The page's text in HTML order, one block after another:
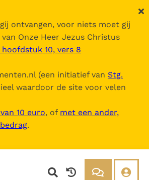
ontvangen, voor niets moet gij
van Onze Heer Jezus Christus
10, vers 8
(een initiatief van Stg.
waardoor de site voor velen
10 euro, of met een ander,
.